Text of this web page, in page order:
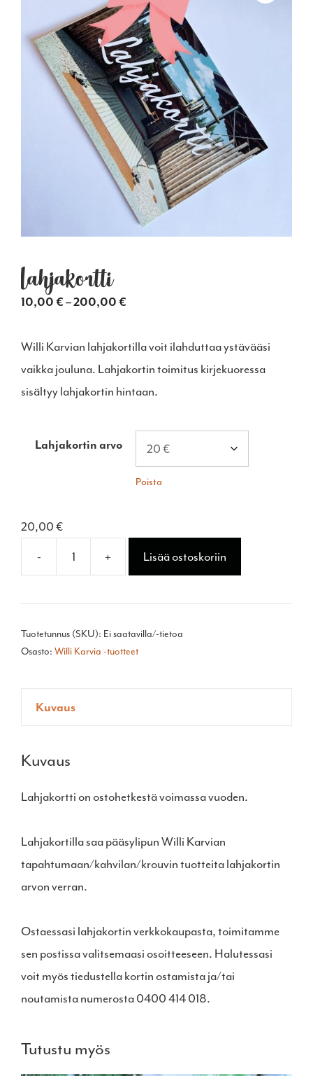
Lahjakortti
10,00€–200,00€
-
200,00 €
Willi Karvian lahjakortilla voit ilahduttaa ystävääsi
vaikka jouluna. Lahjakortin toimitus kirjekuoressa
sisältyy lahjakortin hintaan.
Lahjakortin arvo
Poista
20,00€
-
+ Lisää ostoskoriin
Tuotetunnus (SKU): Ei saatavilla/-tietoa
Osasto: Willi Karvia -tuotteet
Kuvaus
Kuvaus
Lahjakortti on ostohetkestä voimassa vuoden.
Lahjakortilla saa pääsylipun Willi Karvian
tapahtumaan/kahvilan/krouvin tuotteita lahjakortin
arvon verran.
Ostaessasi lahjakortin verkkokaupasta, toimitamme
sen postissa valitsemaasi osoitteeseen. Halutessasi
voit myös tiedustella kortin ostamista ja/tai
noutamista numerosta 0400 414 018.
Tutustu myös